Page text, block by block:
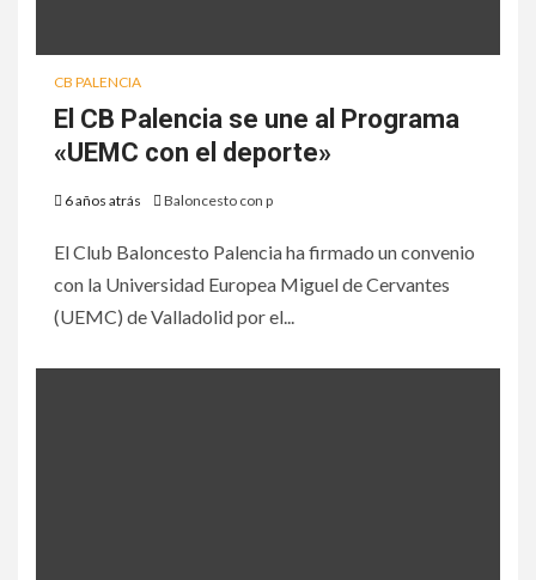
CB PALENCIA
El CB Palencia se une al Programa
«UEMC con el deporte»
6 años atrás Baloncesto con p
El Club Baloncesto Palencia ha firmado un convenio
con la Universidad Europea Miguel de Cervantes
(UEMC) de Valladolid por el...